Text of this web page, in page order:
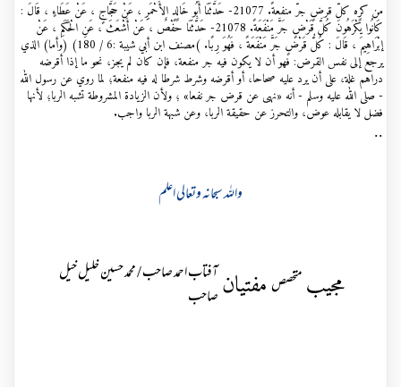
من كرِه كلّ قرضٍ جرّ منفعةً. 21077- حَدَّثَنَا أَبُو خَالِدٍ الأَحْمَرِِ ، عَنْ حَجَّاجٍ ، عَنْ عَطَاءٍ ، قَالَ :
كَانُوا يَكْرَهُونَ كُلَّ قَرْضٍ جَرَّ مَنْفَعَةً. 21078- حَدَّثَنَا حَفْصٌ ، عَنْ أَشْعَثَ ، عَنِ الْحَكَمِ ، عَنْ
إبْرَاهِيمَ ، قَالَ : كُلُّ قَرْضٍ جَرَّ مَنْفَعَةً ، فَهُوَ رِبًا. )مصنف ابن أبي شيبة :6 / 180) (وأما) الذي
يرجع إلى نفس القرض: فهو أن لا يكون فيه جر منفعة، فإن كان لم يجز، نحو ما إذا أقرضه
دراهم غلة، على أن يرد عليه صحاحا، أو أقرضه وشرط شرطا له فيه منفعة؛ لما روي عن رسول الله
- صلى الله عليه وسلم - أنه «نهى عن قرض جر نفعا» ؛ ولأن الزيادة المشروطة تشبه الربا؛ لأنها
فضل لا يقابله عوض، والتحرز عن حقيقة الربا، وعن شبهة الربا واجب.
..
واللہ سبحانہ وتعالی اعلم
مجیب متخصص مفتیانآفتاب احمد صاحب / محمد حسین خلیل خیل
صاحب